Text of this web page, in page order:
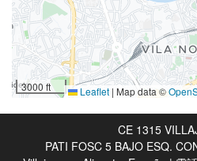
レストラン
バー
施設内のカフェ
子供向けの食事
朝食ルームサービス
3000 ft Leaflet | Map data ©
CE 1315
PATI FOSC 5 BAJO ESQ.